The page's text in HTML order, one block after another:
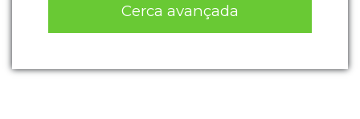
Cerca avançada